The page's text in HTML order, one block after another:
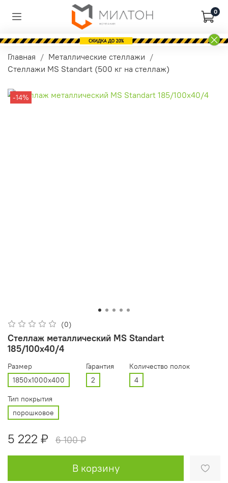
0
Главная
Металлические стеллажи
Стеллажи MS Standart (500 кг на стеллаж)
-14%
(0)
Стеллаж металлический MS Standart
185/100x40/4
Размер
1850x1000x400
Гарантия
2
Количество полок
4
Тип покрытия
порошковое
5 222 ₽ 6 100 ₽
В корзину